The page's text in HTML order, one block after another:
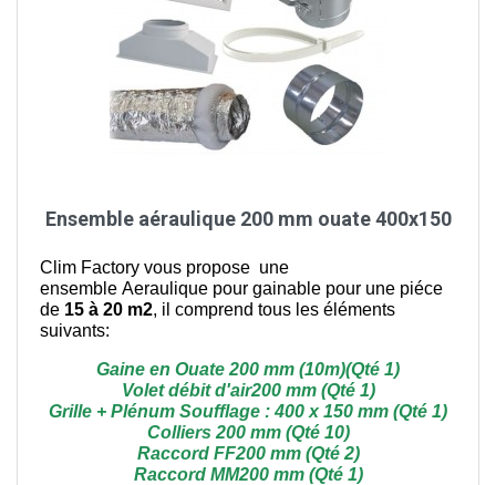
Ensemble aéraulique 200 mm ouate 400x150
Clim Factory vous propose une
ensemble Aeraulique pour gainable pour une piéce
de 15 à 20 m2, il comprend tous les éléments
suivants:
Gaine en Ouate 200 mm (10m)(Qté 1)
Volet débit d'air200 mm (Qté 1)
Grille + Plénum Soufflage : 400 x 150 mm (Qté 1)
Colliers 200 mm (Qté 10)
Raccord FF200 mm (Qté 2)
Raccord MM200 mm (Qté 1)